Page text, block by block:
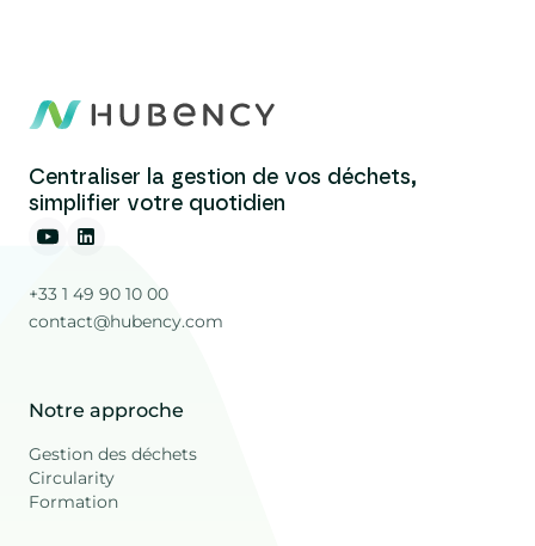
Centraliser la gestion de vos déchets,
simplifier votre quotidien
+33 1 49 90 10 00
contact@hubency.com
Notre approche
Gestion des déchets
Circularity
Formation